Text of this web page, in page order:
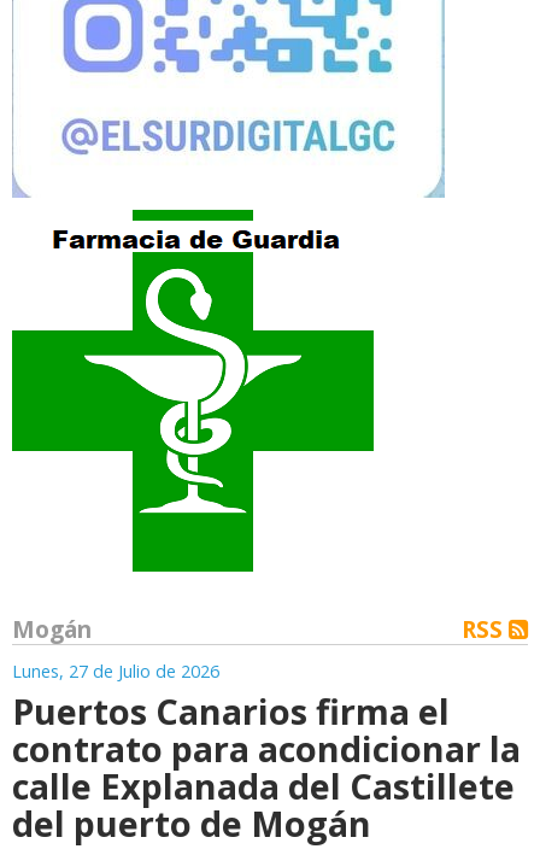
Mogán RSS
Lunes, 27 de Julio de 2026
Puertos Canarios firma el
contrato para acondicionar la
calle Explanada del Castillete
del puerto de Mogán